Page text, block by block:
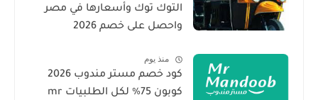
التوك توك وأسعارها في مصر
واحصل على خصم 2026
منذ يوم
كود خصم مستر مندوب 2026
كوبون 75% لكل الطلبيات mr